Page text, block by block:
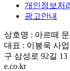
개인정보처
광고안내
상호명 : 아르떼
대표 : 이봉욱 사
구 삼성로 92길 13
e.co.kr